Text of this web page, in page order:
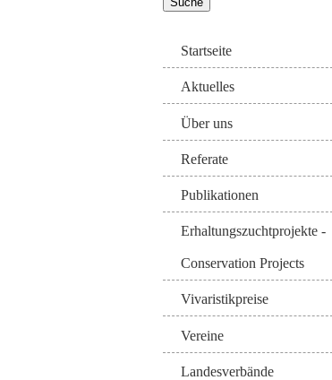
Startseite
Aktuelles
Über uns
Referate
Publikationen
Erhaltungszuchtprojekte -
Conservation Projects
Vivaristikpreise
Vereine
Landesverbände